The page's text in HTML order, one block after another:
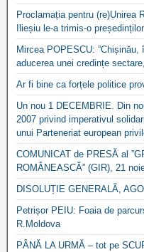
Proclamația pentru (re)Unirea
Ilieșiu le-a trimis-o
Mircea POPESCU:
aducerea unei credințe
Ar fi bine ca forțele politice
Un nou 1 DECEMBRIE. Din
2007 privind imperativul
unui Parteneriat european
COMUNICAT de PRESĂ al
ROMÂNEASCĂ” (GIR), 21
DISOLUȚIE GENERALĂ,
Petrișor PEIU: Foaia de
R.Moldova
PÂNĂ LA URMĂ – tot pe